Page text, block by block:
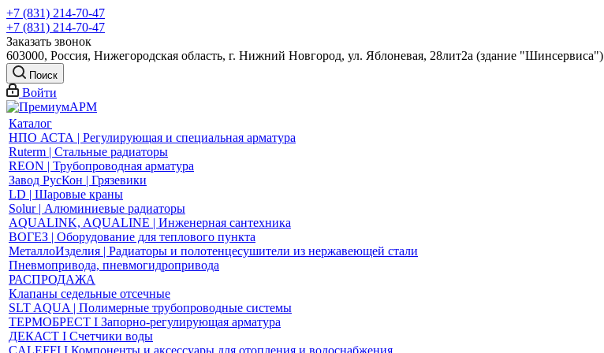
+7 (831) 214-70-47
+7 (831) 214-70-47
Заказать звонок
603000, Россия, Нижегородская область, г. Нижний Новгород, ул. Яблоневая, 28лит2а (здание "Шинсервиса")
Поиск
Войти
Каталог
НПО АСТА | Регулирующая и специальная арматура
Ruterm | Стальные радиаторы
REON | Трубопроводная арматура
Завод РусКон | Грязевики
LD | Шаровые краны
Solur | Алюминиевые радиаторы
AQUALINK, AQUALINE | Инженерная сантехника
ВОГЕЗ | Оборудование для теплового пункта
МеталлоИзделия | Радиаторы и полотенцесушители из нержавеющей стали
Пневмопривода, пневмогидропривода
РАСПРОДАЖА
Клапаны седельные отсечные
SLT AQUA | Полимерные трубопроводные системы
ТЕРМОБРЕСТ І Запорно-регулирующая арматура
ДЕКАСТ І Счетчики воды
CALEFFI І Компоненты и аксессуары для отопления и водоснабжения